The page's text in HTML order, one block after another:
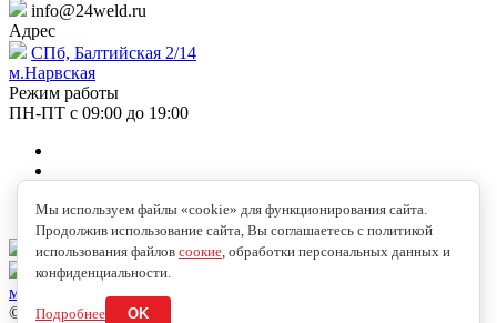
info@24weld.ru
Адрес
СПб, Балтийская 2/14
м.Нарвская
Режим работы
ПН-ПТ с 09:00 до 19:00
info@24weld.ru
СПб, Балтийская 2/14
м.Нарвская
© 2026 Copyright © 2009-2026 //24WELD.RU//СВАРКА24//
Мы используем файлы «cookie» для функционирования сайта.
Продолжив использование сайта, Вы соглашаетесь с политикой
использования файлов соокие, обработки персональных данных и
конфиденциальности.
Подробнее OK